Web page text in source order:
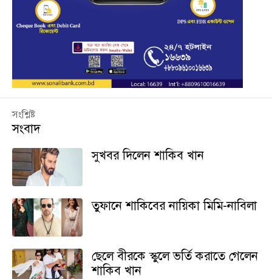
সংশ্লিষ্ট
সংবাদ
সুখবর দিলেন শাকিব খান
তুফানে শাকিবের নায়িকা মিমি-নাবিলা
ছেলে বীরকে স্কুলে ভর্তি করাতে গেলেন
শাকিব খান